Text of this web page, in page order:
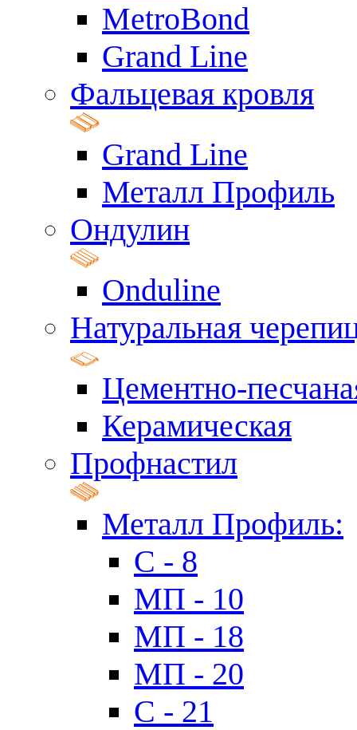
MetroBond
Grand Line
Фальцевая кровля
Grand Line
Металл Профиль
Ондулин
Onduline
Натуральная
Цементно-
Керамическая
Профнастил
Металл Профиль:
C - 8
МП - 10
МП - 18
МП - 20
C - 21